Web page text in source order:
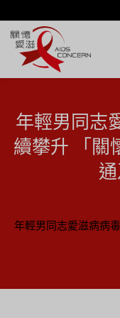
年輕男同志
續攀升 「關
年輕男同志愛滋病病